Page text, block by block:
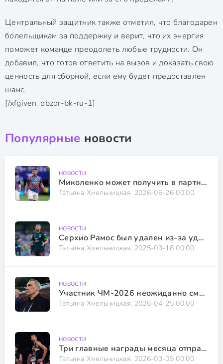
Центральный защитник также отметил, что благодарен
болельщикам за поддержку и верит, что их энергия
поможет команде преодолеть любые трудности. Он
добавил, что готов ответить на вызов и доказать свою
ценность для сборной, если ему будет предоставлен
шанс.
[/xfgiven_obzor-bk-ru-1]
Популярные новости
НОВОСТИ
Миколенко может получить в партнеры звезду Арсенала
Татьяна Хмельницкая, 2026-06-26 00:00
НОВОСТИ
Серхио Рамос был удален из-за удара соперника
Татьяна Хмельницкая, 2025-03-18 00:00
НОВОСТИ
Участник ЧМ-2026 неожиданно сменил тренера
Татьяна Хмельницкая, 2026-04-25 00:00
НОВОСТИ
Три главные награды месяца отправились в Сан-Антонио
Татьяна Хмельницкая, 2026-03-05 00:00